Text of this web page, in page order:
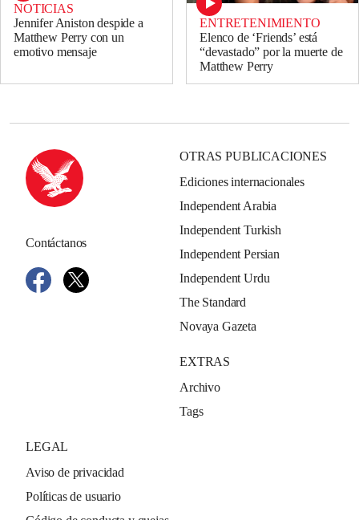
NOTICIAS
Jennifer Aniston despide a
Matthew Perry con un
emotivo mensaje
ENTRETENIMIENTO
Elenco de ‘Friends’ está
“devastado” por la muerte de
Matthew Perry
Contáctanos
OTRAS PUBLICACIONES
Ediciones internacionales
Independent Arabia
Independent Turkish
Independent Persian
Independent Urdu
The Standard
Novaya Gazeta
EXTRAS
Archivo
Tags
LEGAL
Aviso de privacidad
Políticas de usuario